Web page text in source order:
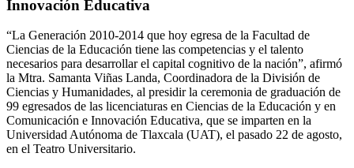
Innovación Educativa
“La Generación 2010-2014 que hoy egresa de la Facultad de
Ciencias de la Educación tiene las competencias y el talento
necesarios para desarrollar el capital cognitivo de la nación”, afirmó
la Mtra. Samanta Viñas Landa, Coordinadora de la División de
Ciencias y Humanidades, al presidir la ceremonia de graduación de
99 egresados de las licenciaturas en Ciencias de la Educación y en
Comunicación e Innovación Educativa, que se imparten en la
Universidad Autónoma de Tlaxcala (UAT), el pasado 22 de agosto,
en el Teatro Universitario.